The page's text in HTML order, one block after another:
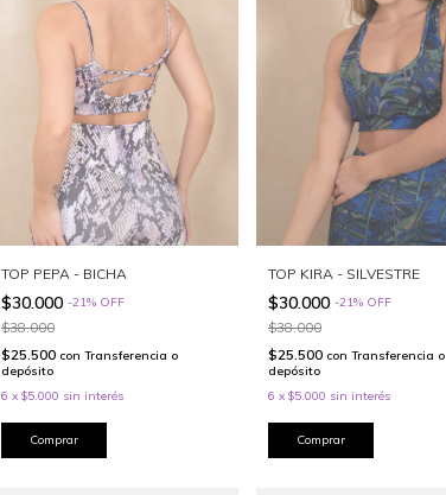
TOP PEPA - BICHA
$30.000 -21% OFF
$38.000
$25.500 con Transferencia o
depósito
6 x $5.000 sin interés
Comprar
TOP KIRA - SILVESTRE
$30.000 -21% OFF
$38.000
$25.500 con Transferencia o
depósito
6 x $5.000 sin interés
Comprar